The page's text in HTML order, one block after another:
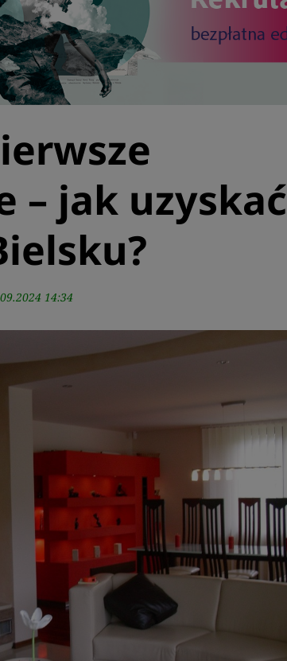
– jak uzyskać
14:34